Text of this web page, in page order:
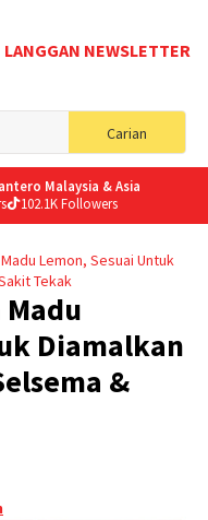
LANGGAN NEWSLETTER
Carian
for:
Malaysia & Asia
102.1K Followers
Lemon, Sesuai Untuk
Tekak
Diamalkan
&